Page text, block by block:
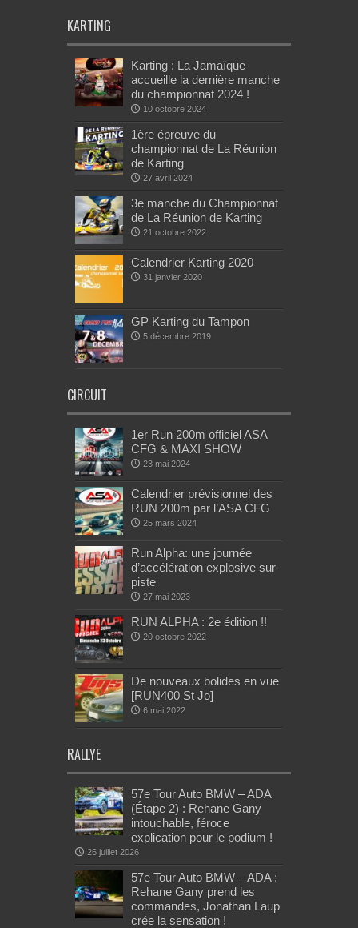
KARTING
Karting : La Jamaïque
accueille la dernière manche
du championnat 2024 !
10 octobre 2024
1ère épreuve du
championnat de La Réunion
de Karting
27 avril 2024
3e manche du Championnat
de La Réunion de Karting
21 octobre 2022
Calendrier Karting 2020
31 janvier 2020
GP Karting du Tampon
5 décembre 2019
CIRCUIT
1er Run 200m officiel ASA
CFG & MAXI SHOW
23 mai 2024
Calendrier prévisionnel des
RUN 200m par l’ASA CFG
25 mars 2024
Run Alpha: une journée
d’accélération explosive sur
piste
27 mai 2023
RUN ALPHA : 2e édition !!
20 octobre 2022
De nouveaux bolides en vue
[RUN400 St Jo]
6 mai 2022
RALLYE
57e Tour Auto BMW – ADA
(Étape 2) : Rehane Gany
intouchable, féroce
explication pour le podium !
26 juillet 2026
57e Tour Auto BMW – ADA :
Rehane Gany prend les
commandes, Jonathan Laup
crée la sensation !